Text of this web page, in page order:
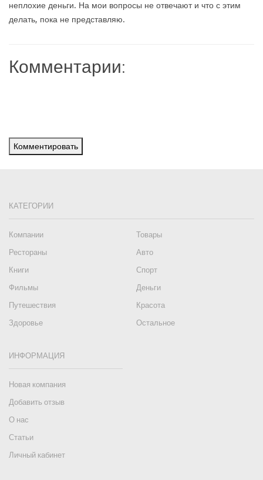
неплохие деньги. На мои вопросы не отвечают и что с этим
делать, пока не представляю.
Комментарии:
Комментировать
КАТЕГОРИИ
Компании
Товары
Рестораны
Авто
Книги
Спорт
Фильмы
Деньги
Путешествия
Красота
Здоровье
Остальное
ИНФОРМАЦИЯ
Новая компания
Добавить отзыв
О нас
Статьи
Личный кабинет